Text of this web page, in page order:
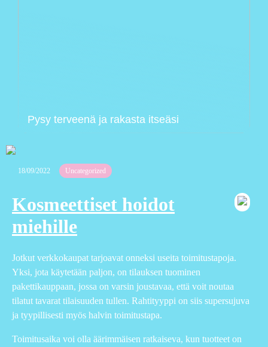
Pysy terveenä ja rakasta itseäsi
18/09/2022 Uncategorized
Kosmeettiset hoidot
miehille
Jotkut verkkokaupat tarjoavat onneksi useita toimitustapoja.
Yksi, jota käytetään paljon, on tilauksen tuominen
pakettikauppaan, jossa on varsin joustavaa, että voit noutaa
tilatut tavarat tilaisuuden tullen. Rahtityyppi on siis supersujuva
ja tyypillisesti myös halvin toimitustapa.
Toimitusaika voi olla äärimmäisen ratkaiseva, kun tuotteet on